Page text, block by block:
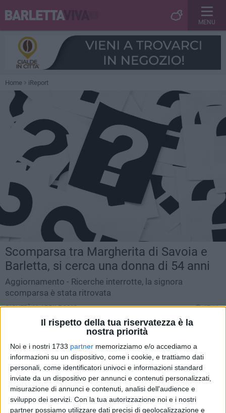
Il rispetto della tua riservatezza è la
nostra priorità
Noi e i nostri 1733 partner memorizziamo e/o accediamo a
informazioni su un dispositivo, come i cookie, e trattiamo dati
personali, come identificatori univoci e informazioni standard
inviate da un dispositivo per annunci e contenuti personalizzati,
misurazione di annunci e contenuti, analisi dell'audience e
sviluppo dei servizi. Con la tua autorizzazione noi e i nostri
partner possiamo utilizzare dati precisi di geolocalizzazione e
MENU
Home iReport
Scomparsa tra Margherita di Savoia e
Barletta, si cerca una donna di 54 anni
Aggiornamento - Ricerche interrotte, la signora
scomparsa è stata ritrovata
GIOVEDÌ 11 APRILE 2019 17.11